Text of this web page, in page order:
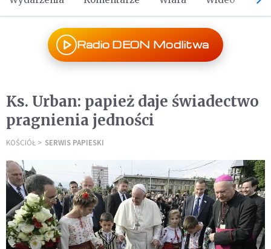
Radio DEON Modlitwa
Ks. Urban: papież daje świadectwo
pragnienia jedności
KOŚCIÓŁ SERWIS PAPIESKI